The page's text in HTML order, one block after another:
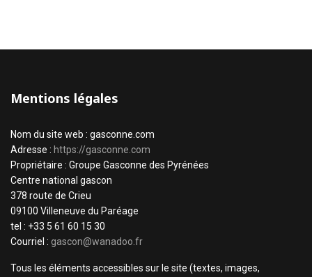
Mentions légales
Nom du site web : gasconne.com
Adresse : https://gasconne.com
Propriétaire : Groupe Gasconne des Pyrénées
Centre national gascon
378 route de Crieu
09100 Villeneuve du Paréage
tel : +33 5 61 60 15 30
Courriel : gascon@wanadoo.fr
Tous les éléments accessibles sur le site (textes, images,